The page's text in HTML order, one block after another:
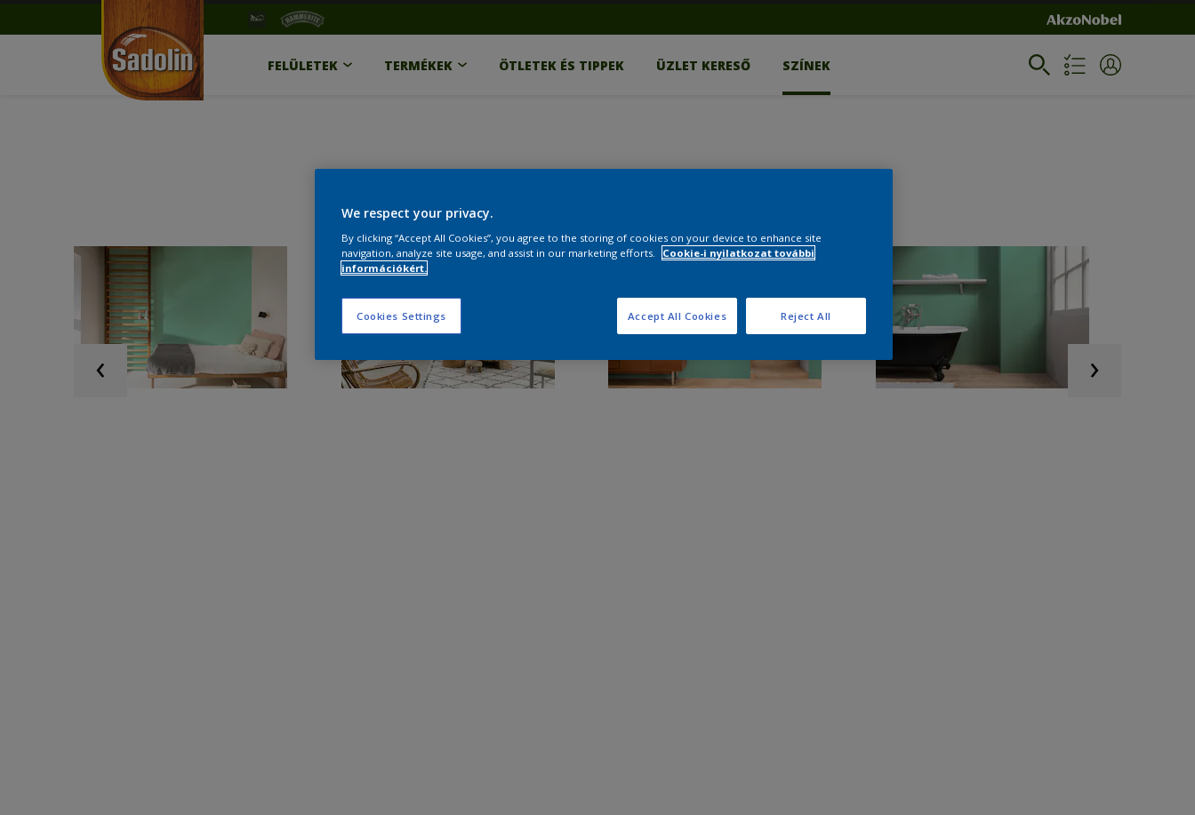
FELÜLETEK TERMÉKEK ÖTLETEK ÉS TIPPEK ÜZLET KERESŐ SZÍNEK
We respect your privacy.
By clicking “Accept All Cookies”, you agree to the storing of cookies on your device to enhance site
navigation, analyze site usage, and assist in our marketing efforts.
Cookie-i nyilatkozat további
információkért.
Cookies Settings Reject All
Accept All Cookies